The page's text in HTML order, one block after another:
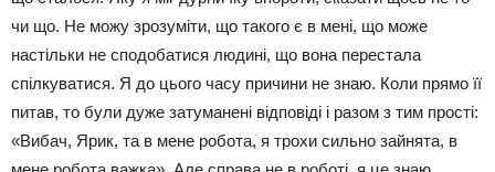
чи що. Не можу зрозуміти, що такого є в мені, що може
настільки не сподобатися людині, що вона перестала
спілкуватися. Я до цього часу причини не знаю. Коли прямо її
питав, то були дуже затуманені відповіді і разом з тим прості:
«Вибач, Ярик, та в мене робота, я трохи сильно зайнята, в